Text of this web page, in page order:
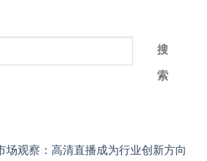
搜
索
场观察：高清直播成为行业创新方向